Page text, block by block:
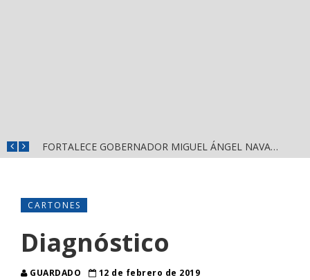
FORTALECE GOBERNADOR MIGUEL ÁNGEL NAVARRO LA COORDINACIÓN CON EL SECTOR EDUCATIVO EN NAYARIT
CARTONES
Diagnóstico
GUARDADO
12 de febrero de 2019